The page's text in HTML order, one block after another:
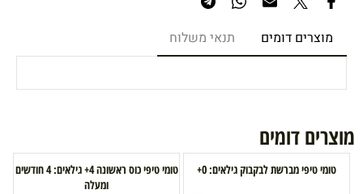
מוצרים דומים תנאי משלוח
מוצרים דומים
טומי טיפי מברשת לבקבוק גילאים: 0+
טומי טיפי כוס ראשונה 4+ גילאים: 4 חודשים
ומעלה